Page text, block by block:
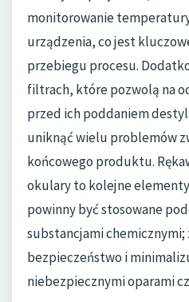
monitorowanie
urządzenia, co jest
przebiegu procesu.
filtrach, które pozwolą na
przed ich poddaniem
uniknąć wielu problemów
końcowego produktu.
okulary to kolejne
powinny być stosowane
substancjami chemicznymi;
bezpieczeństwo i
niebezpiecznymi oparami